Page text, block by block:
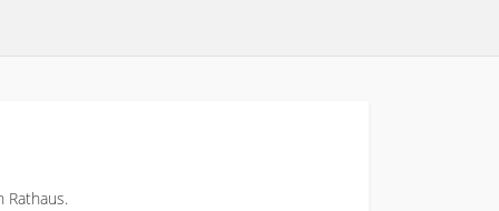
Rathaus.